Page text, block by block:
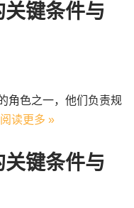
键条件与
角色之一，他们负责规
阅读更多 »
键条件与